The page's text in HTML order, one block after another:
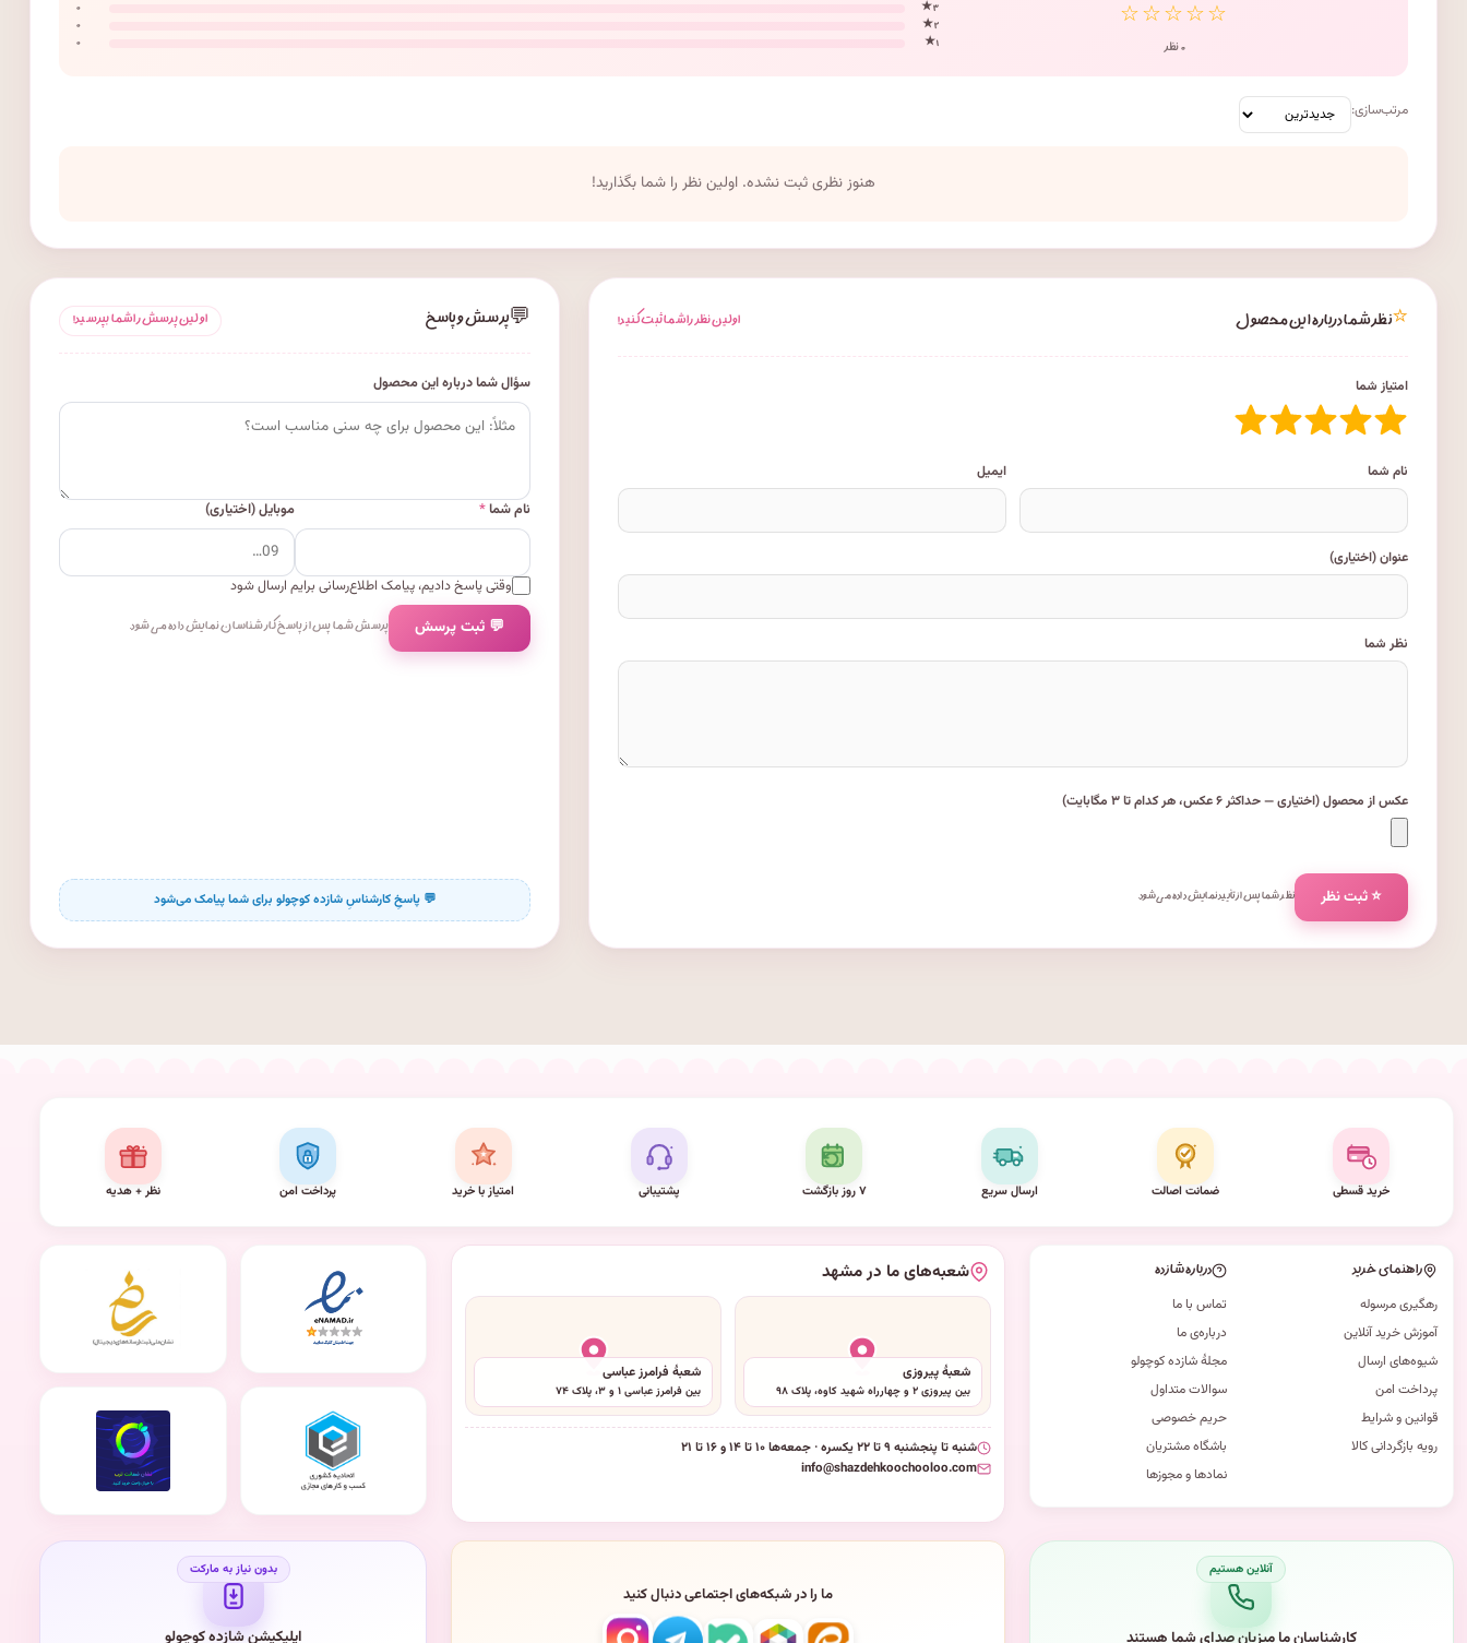
☆☆☆☆☆
۰ نظر
۳ ★
۰
۲ ★
۰
۱ ★
۰
مرتب‌سازی:
هنوز نظری ثبت نشده. اولین نظر را شما بگذارید!
⭐نظر شما درباره این محصول اولین نظر را شما ثبت کنید!
امتیاز شما
نام شما ایمیل
عنوان (اختیاری)
نظر شما
عکس از محصول (اختیاری — حداکثر ۶ عکس، هر کدام تا ۳ مگابایت)
⭐ ثبت نظر نظر شما پس از تأیید نمایش داده می‌شود.
💬پرسش و پاسخ اولین پرسش را شما بپرسید!
سؤال شما درباره این محصول
نام شما* موبایل (اختیاری)
وقتی پاسخ دادیم، پیامک اطلاع‌رسانی برایم ارسال شود
💬 ثبت پرسش پرسش شما پس از پاسخ کارشناسان نمایش داده می‌شود.
خرید قسطی ضمانت اصالت ارسال سریع ۷ روز بازگشت پشتیبانی امتیاز با خرید پرداخت امن نظر + هدیه
اپلیکیشن شازده کوچولو
راهنمای خرید
رهگیری مرسوله
آموزش خرید آنلاین
شیوه‌های ارسال
پرداخت امن
قوانین و شرایط
رویه بازگردانی کالا
درباره شازده
تماس با ما
درباره‌ی ما
مجلهٔ شازده کوچولو
سوالات متداول
حریم خصوصی
باشگاه مشتریان
نمادها و مجوزها
شعبه‌های ما در مشهد
شعبهٔ پیروزی
بین پیروزی ۲ و چهارراه شهید کاوه، پلاک ۹۸
شعبهٔ فرامرز عباسی
بین فرامرز عباسی ۱ و ۳، پلاک ۷۴
شنبه تا پنجشنبه ۹ تا ۲۲ یکسره · جمعه‌ها ۱۰ تا ۱۴ و ۱۶ تا ۲۱
info@shazdehkoochooloo.com
ما را در شبکه‌های اجتماعی دنبال کنید